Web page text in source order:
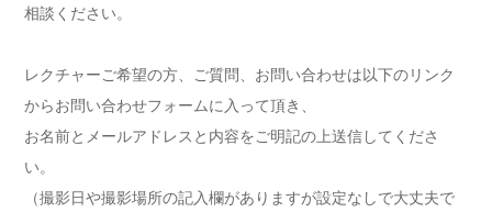
相談ください。
レクチャーご希望の方、ご質問、お問い合わせは以下のリンク
からお問い合わせフォームに入って頂き、
お名前とメールアドレスと内容をご明記の上送信してくださ
い。
（撮影日や撮影場所の記入欄がありますが設定なしで大丈夫で